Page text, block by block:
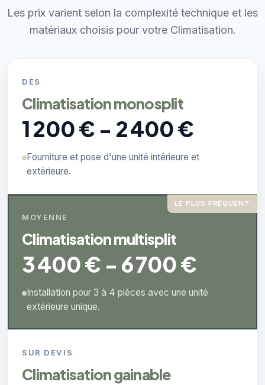
Les prix varient selon la complexité technique et les
matériaux choisis pour votre Climatisation.
DÈS
Climatisation monosplit
1 200 € - 2 400 €
Fourniture et pose d'une unité intérieure et
extérieure.
LE PLUS FRÉQUENT
MOYENNE
Climatisation multisplit
3 400 € - 6 700 €
Installation pour 3 à 4 pièces avec une unité
extérieure unique.
SUR DEVIS
Climatisation gainable